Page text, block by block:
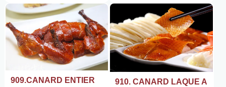
909.CANARD ENTIER
910. CANARD LAQUE A